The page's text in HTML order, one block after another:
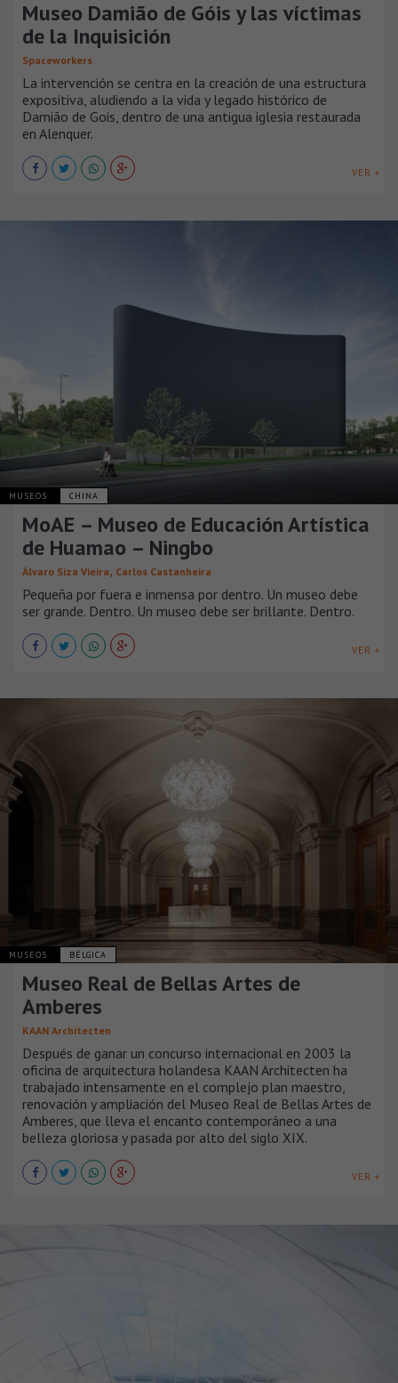
Museo Damião de Góis y las víctimas
de la Inquisición
Spaceworkers
La intervención se centra en la creación de una estructura
expositiva, aludiendo a la vida y legado histórico de
Damião de Gois, dentro de una antigua iglesia restaurada
en Alenquer.
VER +
MUSEOS CHINA
MoAE – Museo de Educación Artística
de Huamao – Ningbo
Álvaro Siza Vieira, Carlos Castanheira
Pequeña por fuera e inmensa por dentro. Un museo debe
ser grande. Dentro. Un museo debe ser brillante. Dentro.
VER +
MUSEOS BÉLGICA
Museo Real de Bellas Artes de
Amberes
KAAN Architecten
Después de ganar un concurso internacional en 2003 la
oficina de arquitectura holandesa KAAN Architecten ha
trabajado intensamente en el complejo plan maestro,
renovación y ampliación del Museo Real de Bellas Artes de
Amberes, que lleva el encanto contemporáneo a una
belleza gloriosa y pasada por alto del siglo XIX.
VER +